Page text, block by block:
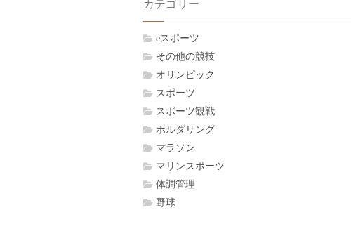
カテゴリー
eスポーツ
その他の競技
オリンピック
スポーツ
スポーツ観戦
ボルダリング
マラソン
マリンスポーツ
体調管理
野球